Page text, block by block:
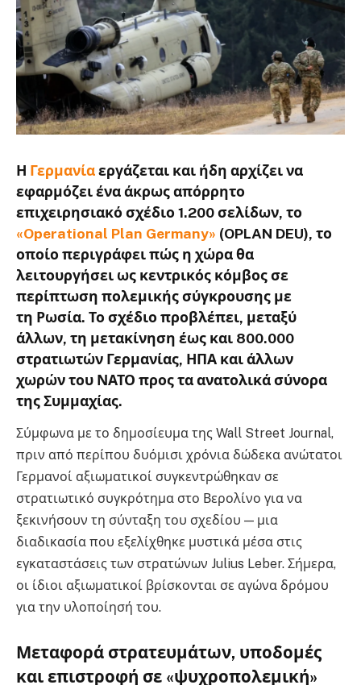
Η Γερμανίαεργάζεται και ήδη αρχίζει να
εφαρμόζει ένα άκρωςαπόρρητο
επιχειρησιακό σχέδιο 1.200 σελίδων, το
«Operational Plan Germany» (OPLAN DEU), το
οποίο περιγράφει πώς η χώρα θα
λειτουργήσει ως κεντρικός κόμβος σε
περίπτωση πολεμικής σύγκρουσης με
τη Ρωσία. Το σχέδιο προβλέπει, μεταξύ
άλλων, τη μετακίνηση έως και 800.000
στρατιωτών Γερμανίας, ΗΠΑ και άλλων
χωρών του ΝΑΤΟ προς τα ανατολικά σύνορα
της Συμμαχίας.
Σύμφωνα με το δημοσίευμα της Wall Street Journal,
πριν από περίπου δυόμισι χρόνια δώδεκα ανώτατοι
Γερμανοί αξιωματικοί συγκεντρώθηκαν σε
στρατιωτικό συγκρότημα στο Βερολίνο για να
ξεκινήσουν τη σύνταξη του σχεδίου — μια
διαδικασία που εξελίχθηκε μυστικά μέσα στις
εγκαταστάσεις των στρατώνων Julius Leber. Σήμερα,
οι ίδιοι αξιωματικοί βρίσκονται σε αγώνα δρόμου
για την υλοποίησή του.
Μεταφορά στρατευμάτων, υποδομές
και επιστροφή σε «ψυχροπολεμική»